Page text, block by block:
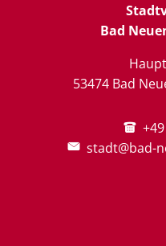
Bad
53474 Bad
stadt@bad-